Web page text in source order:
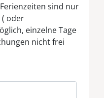
sind nur
( oder
einzelne Tage
nicht frei